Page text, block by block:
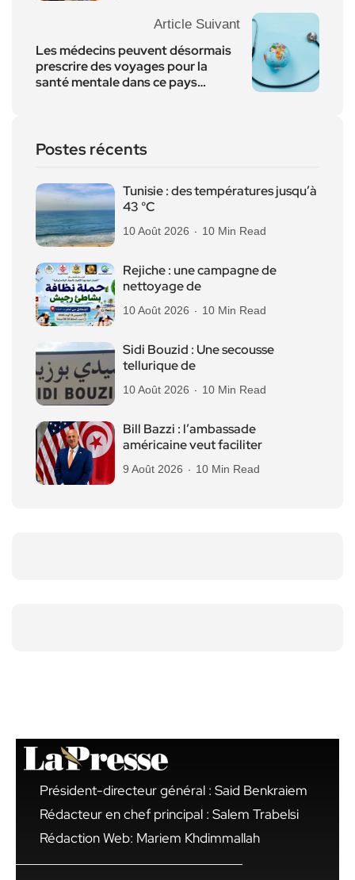
Article Suivant
Les médecins peuvent désormais
prescrire des voyages pour la
santé mentale dans ce pays…
Postes récents
Tunisie : des températures jusqu’à
43 °C
10 Août 2026 10 Min Read
Rejiche : une campagne de
nettoyage de
10 Août 2026 10 Min Read
Sidi Bouzid : Une secousse
tellurique de
10 Août 2026 10 Min Read
Bill Bazzi : l’ambassade
américaine veut faciliter
9 Août 2026 10 Min Read
Président-directeur général : Said Benkraiem
Rédacteur en chef principal : Salem Trabelsi
Rédaction Web: Mariem Khdimmallah